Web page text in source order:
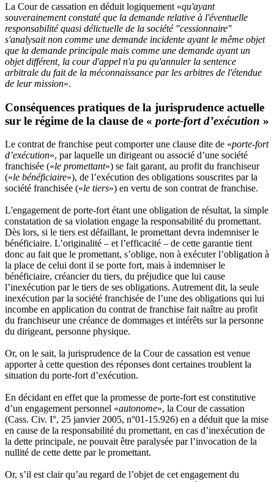
La Cour de cassation en déduit logiquement «qu'ayant
souverainement constaté que la demande relative à l'éventuelle
responsabilité quasi délictuelle de la société "cessionnaire"
s'analysait non comme une demande incidente ayant le même objet
que la demande principale mais comme une demande ayant un
objet différent, la cour d'appel n'a pu qu'annuler la sentence
arbitrale du fait de la méconnaissance par les arbitres de l'étendue
de leur mission».
Conséquences pratiques de la jurisprudence actuelle
sur le régime de la clause de « porte-fort d’exécution »
Le contrat de franchise peut comporter une clause dite de «porte-fort
d’exécution», par laquelle un dirigeant ou associé d’une société
franchisée («le promettant») se fait garant, au profit du franchiseur
(«le bénéficiaire»), de l’exécution des obligations souscrites par la
société franchisée («le tiers») en vertu de son contrat de franchise.
L'engagement de porte-fort étant une obligation de résultat, la simple
constatation de sa violation engage la responsabilité du promettant.
Dès lors, si le tiers est défaillant, le promettant devra indemniser le
bénéficiaire. L’originalité – et l’efficacité – de cette garantie tient
donc au fait que le promettant, s’oblige, non à exécuter l’obligation à
la place de celui dont il se porte fort, mais à indemniser le
bénéficiaire, créancier du tiers, du préjudice que lui cause
l’inexécution par le tiers de ses obligations. Autrement dit, la seule
inexécution par la société franchisée de l’une des obligations qui lui
incombe en application du contrat de franchise fait naître au profit
du franchiseur une créance de dommages et intérêts sur la personne
du dirigeant, personne physique.
Or, on le sait, la jurisprudence de la Cour de cassation est venue
apporter à cette question des réponses dont certaines troublent la
situation du porte-fort d’exécution.
En décidant en effet que la promesse de porte-fort est constitutive
d’un engagement personnel «autonome», la Cour de cassation
(Cass. Civ. I°, 25 janvier 2005, n°01-15.926) en a déduit que la mise
en cause de la responsabilité du promettant, en cas d’inexécution de
la dette principale, ne pouvait être paralysée par l’invocation de la
nullité de cette dette par le promettant.
Or, s’il est clair qu’au regard de l’objet de cet engagement du